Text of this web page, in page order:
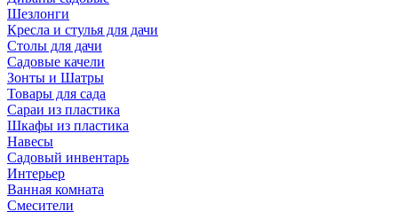
Шезлонги
Кресла и стулья для дачи
Столы для дачи
Садовые качели
Зонты и Шатры
Товары для сада
Сараи из пластика
Шкафы из пластика
Навесы
Садовый инвентарь
Интерьер
Ванная комната
Смесители